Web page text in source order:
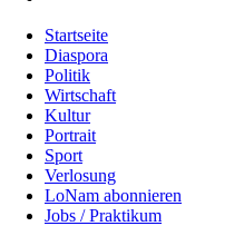
Startseite
Diaspora
Politik
Wirtschaft
Kultur
Portrait
Sport
Verlosung
LoNam abonnieren
Jobs / Praktikum